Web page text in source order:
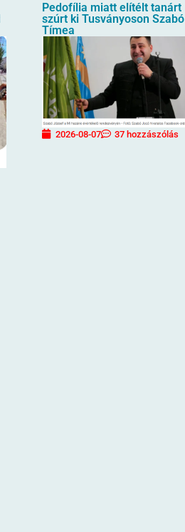
Pedofília miatt elítélt tanárt
szúrt ki Tusványoson Szabó
Tímea
2026-08-07 37 hozzászólás